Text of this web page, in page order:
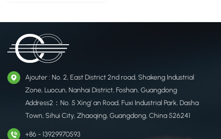
Ajouter : No. 2, East District 2nd road, Shakeng Industrial
Zone, Luocun, Nanhai District, Foshan, Guangdong
Address2：No. 5 Xing' an Road, Fuxi Industrial Park, Dasha
Town, Sihui City, Zhaoqing, Guangdong, China 526241
+86 - 13929970593